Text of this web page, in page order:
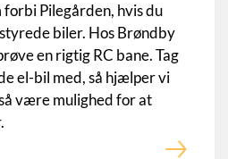
forbi Pilegården, hvis du
biler. Hos Brøndby
en rigtig RC bane. Tag
el-bil med, så hjælper vi
være mulighed for at